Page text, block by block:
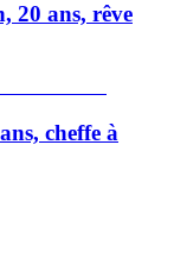
20 ans, rêve
cheffe à